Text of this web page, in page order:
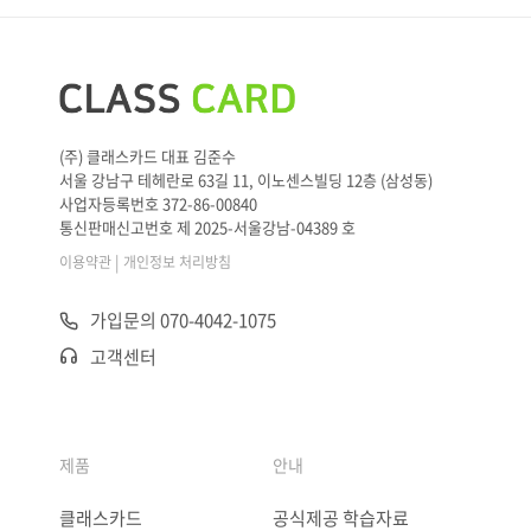
(주) 클래스카드 대표 김준수
서울 강남구 테헤란로 63길 11, 이노센스빌딩 12층 (삼성동)
사업자등록번호 372-86-00840
통신판매신고번호 제 2025-서울강남-04389 호
이용약관 | 개인정보 처리방침
가입문의 070-4042-1075
고객센터
제품
클래스카드
안내
공식제공 학습자료